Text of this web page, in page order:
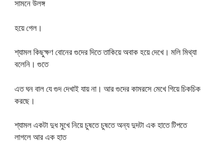
সামনে উলঙ্গ
হয়ে গেল।
শ্যামল কিছুক্ষণ বোনের গুদের দিতে তাকিয়ে অবাক হয়ে দেখে। মলি মিথ্যা
বলেনি। গুতে
এত ঘন বাল যে গুদ দেখাই যায় না। আর গুদের কামরসে মেখে গিয়ে চিকচিক
করছে।
শ্যামল একটা দুধ মুখে নিয়ে চুষতে চুষতে অন্য দুদটা এক হাতে টিপতে
লাগলে আর এক হাত